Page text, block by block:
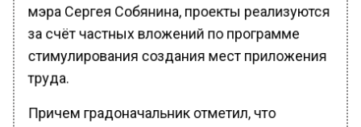
мэра Сергея Собянина, проекты реализуются
за счёт частных вложений по программе
стимулирования создания мест приложения
труда.
Причем градоначальник отметил, что